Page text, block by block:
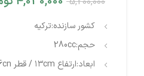
کشور سازنده:ترکیه
حجم:280cc
ابعاد:ارتفاع ۱۳cm / قطر 6.6cn